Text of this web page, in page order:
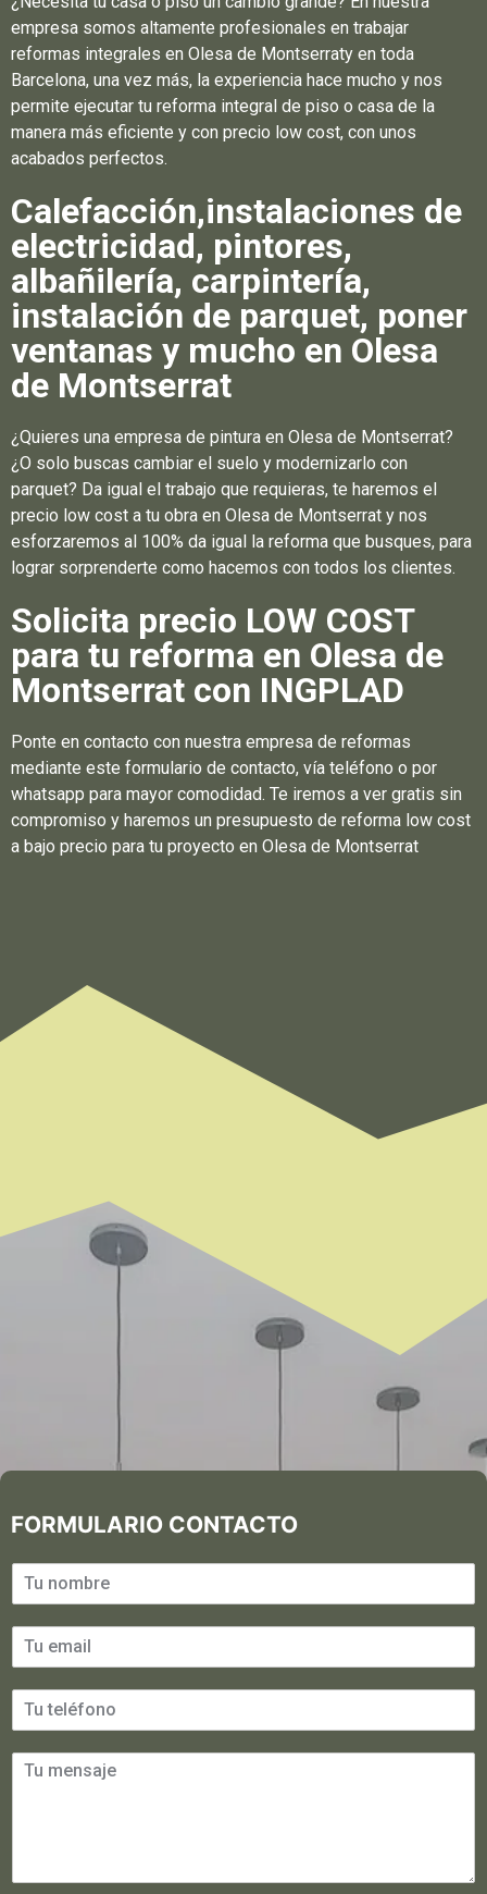
empresa somos altamente profesionales en trabajar
reformas integrales en Olesa de Montserraty en toda
Barcelona, una vez más, la experiencia hace mucho y nos
permite ejecutar tu reforma integral de piso o casa de la
manera más eficiente y con precio low cost, con unos
acabados perfectos.
Calefacción,instalaciones de
electricidad, pintores,
albañilería, carpintería,
instalación de parquet, poner
ventanas y mucho en Olesa
de Montserrat
¿Quieres una empresa de pintura en Olesa de Montserrat?
¿O solo buscas cambiar el suelo y modernizarlo con
parquet? Da igual el trabajo que requieras, te haremos el
precio low cost a tu obra en Olesa de Montserrat y nos
esforzaremos al 100% da igual la reforma que busques, para
lograr sorprenderte como hacemos con todos los clientes.
Solicita precio LOW COST
para tu reforma en Olesa de
Montserrat con INGPLAD
Ponte en contacto con nuestra empresa de reformas
mediante este formulario de contacto, vía teléfono o por
whatsapp para mayor comodidad. Te iremos a ver gratis sin
compromiso y haremos un presupuesto de reforma low cost
a bajo precio para tu proyecto en Olesa de Montserrat
FORMULARIO CONTACTO